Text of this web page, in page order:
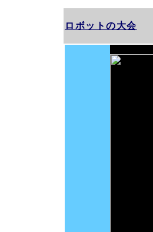
ロボットの大会